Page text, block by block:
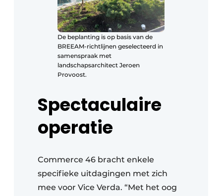
De beplanting is op basis van de
BREEAM-richtlijnen geselecteerd in
samenspraak met
landschapsarchitect Jeroen
Provoost.
Spectaculaire
operatie
Commerce 46 bracht enkele
specifieke uitdagingen met zich
mee voor Vice Verda. “Met het oog